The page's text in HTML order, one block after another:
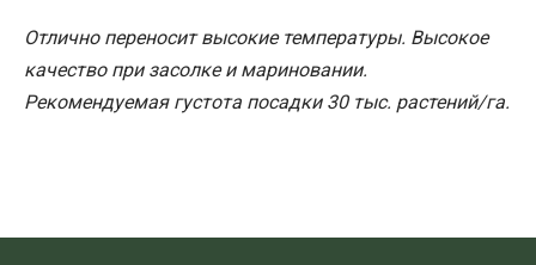
Отлично переносит высокие температуры. Высокое
качество при засолке и мариновании.
Рекомендуемая густота посадки 30 тыс. растений/га.